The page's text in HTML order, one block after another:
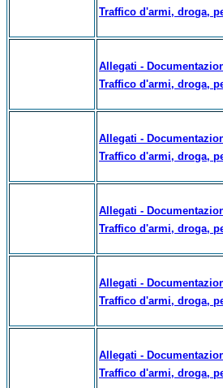
Traffico d'armi, droga,
Allegati -
Traffico d'armi, droga,
Allegati -
Traffico d'armi, droga,
Allegati -
Traffico d'armi, droga,
Allegati -
Traffico d'armi, droga,
Allegati -
Traffico d'armi, droga,